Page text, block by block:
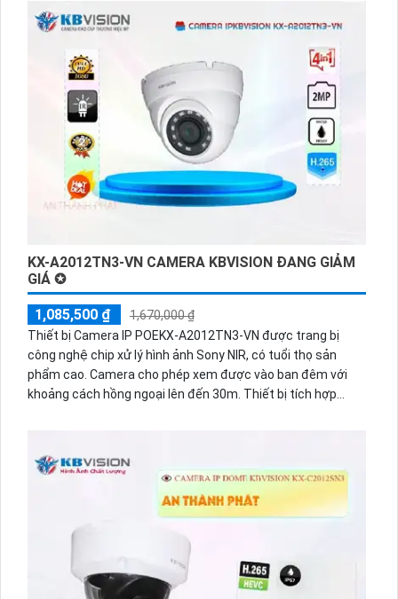
linh hoạt trong việc lắp đặt. Với độ phân giải 2.0 MP, camera
Hồng Ngoại Smart IR, cho phép quan sát một cách rõ nét và
chất lượng cao ngay cả trong điều kiện ánh sáng yếu.
KX-A2012TN3-VN CAMERA KBVISION ĐANG GIẢM
GIÁ ✪
1,085,500 ₫
1,670,000 ₫
Thiết bị Camera IP POEKX-A2012TN3-VN được trang bị
công nghệ chip xử lý hình ảnh Sony NIR, có tuổi thọ sản
phẩm cao. Camera cho phép xem được vào ban đêm với
khoảng cách hồng ngoại lên đến 30m. Thiết bị tích hợp
nén H.265+/H.265/H.264+/H.264. Camera cũng tích hợp
công nghệ nhìn đêm chất lượng Hồng Ngoại Smart IR giúp
xử lý chói sáng tốt, mang lại hình ảnh sắc nét và chất lượng